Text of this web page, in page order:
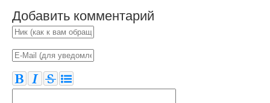
Добавить комментарий